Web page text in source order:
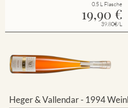
0.5 L Flasche
19,90 €
39.80€/L
Heger & Vallendar - 1994